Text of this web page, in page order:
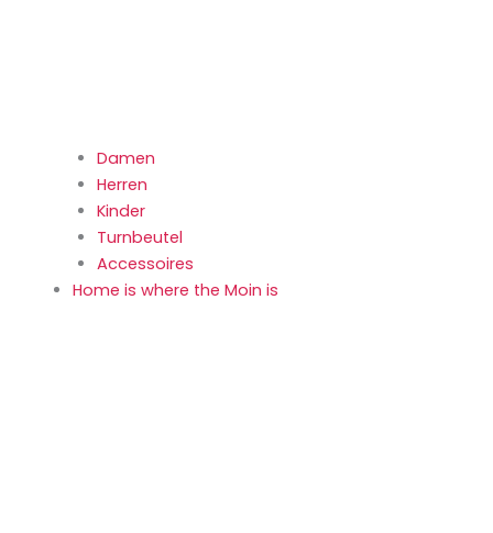
Damen
Herren
Kinder
Turnbeutel
Accessoires
Home is where the Moin is